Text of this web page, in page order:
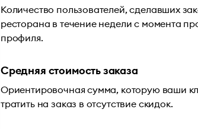
Количество пользователей, сделавших
ресторана в течение недели с момента
профиля.
Средняя стоимость заказа
Ориентировочная сумма, которую ваши
тратить на заказ в отсутствие скидок.